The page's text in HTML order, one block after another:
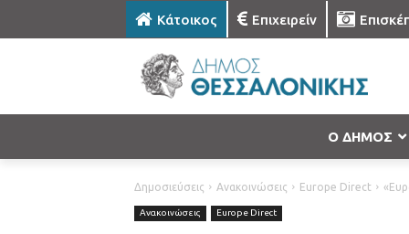
Κάτοικος Επιχειρείν
Ο ΔΗΜΟΣ
Δημοσιεύσεις Ανακοινώσεις Europe Direct
Ανακοινώσεις Europe Direct